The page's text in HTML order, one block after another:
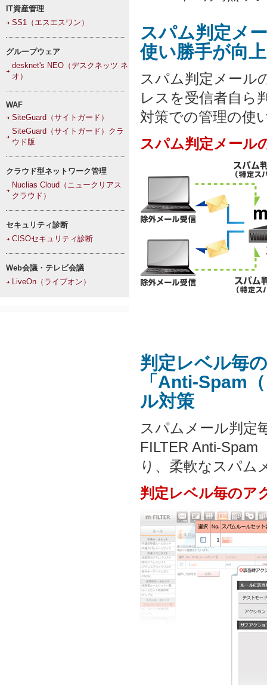
スパム判定メ
使い勝手が向上
スパム判定メール
レスを受信者自ら
対策での管理の使
スパム判定メール
判定レベル毎
「Anti-Spam
ル対策
スパムメール判定
FILTER Anti-
り、柔軟なスパム
判定レベル毎のア
IT資産管理
SS1（エスエスワン）
グループウェア
desknet's NEO（デスクネッツ ネ
オ）
WAF
SiteGuard（サイトガード）
SiteGuard（サイトガード）クラ
ウド版
クラウド型ネットワーク管理
Nuclias Cloud（ニュークリアス
クラウド）
セキュリティ診断
CISOセキュリティ診断
Web会議・テレビ会議
LiveOn（ライブオン）